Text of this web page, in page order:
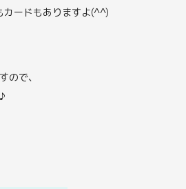
カードもありますよ(^^)
ので、